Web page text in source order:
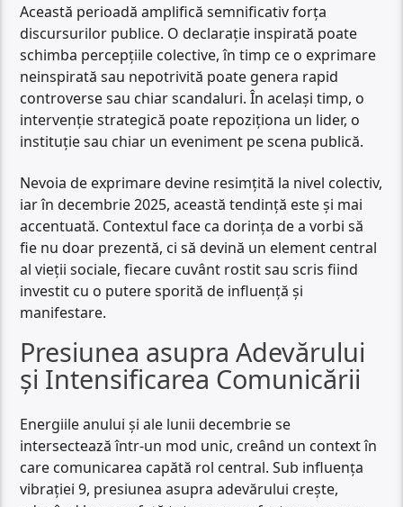
Această perioadă amplifică semnificativ forța
discursurilor publice. O declarație inspirată poate
schimba percepțiile colective, în timp ce o exprimare
neinspirată sau nepotrivită poate genera rapid
controverse sau chiar scandaluri. În același timp, o
intervenție strategică poate repoziționa un lider, o
instituție sau chiar un eveniment pe scena publică.
Nevoia de exprimare devine resimțită la nivel colectiv,
iar în decembrie 2025, această tendință este și mai
accentuată. Contextul face ca dorința de a vorbi să
fie nu doar prezentă, ci să devină un element central
al vieții sociale, fiecare cuvânt rostit sau scris fiind
investit cu o putere sporită de influență și
manifestare.
Presiunea asupra Adevărului
și Intensificarea Comunicării
Energiile anului și ale lunii decembrie se
intersectează într-un mod unic, creând un context în
care comunicarea capătă rol central. Sub influența
vibrației 9, presiunea asupra adevărului crește,